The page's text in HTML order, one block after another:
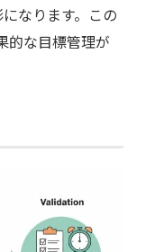
なります。この
的な目標管理が